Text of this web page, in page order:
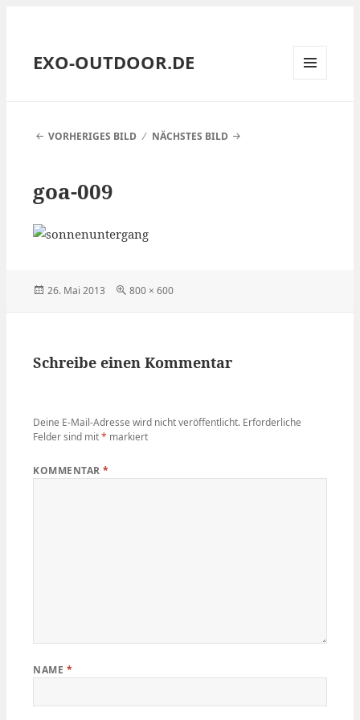
EXO-OUTDOOR.DE
VORHERIGES BILD
NÄCHSTES BILD
goa-009
Veröffentlicht
26. Mai 2013
Volle
800 × 600
Schreibe einen Kommentar
Deine E-Mail-Adresse wird nicht veröffentlicht. Erforderliche
Felder sind mit* markiert
KOMMENTAR*
NAME *